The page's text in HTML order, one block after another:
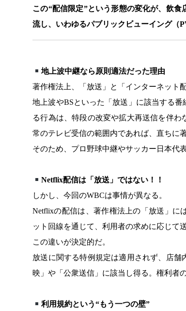
この“配信限定”という形態の変化が、飲
流し、いわゆるパブリックビューイング（
地上波中継なら原則適法だった理由
著作権法上、「放送」と「インターネット
地上波やBSといった「放送」に該当する
る行為は、特段の改変や拡大再送信を伴
常のテレビ受信の範囲内であれば、直ちに
そのため、プロ野球中継やサッカー日本代
Netflix配信は「放送」ではない！！
しかし、今回のWBCは事情が異なる。
Netflixの配信は、著作権法上の「放送」に
ット回線を通じて、利用者の求めに応じて
この違いが決定的だ。
放送に関する特例規定は適用されず、店
映」や「公衆送信」に該当し得る。権利者
利用規約という“もう一つの壁”